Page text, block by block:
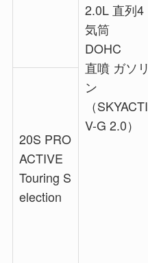
2.0L 直列4
気筒
DOHC
直噴 ガソリ
ン
（SKYACTI
V-G 2.0）
20S PRO
ACTIVE
Touring S
election